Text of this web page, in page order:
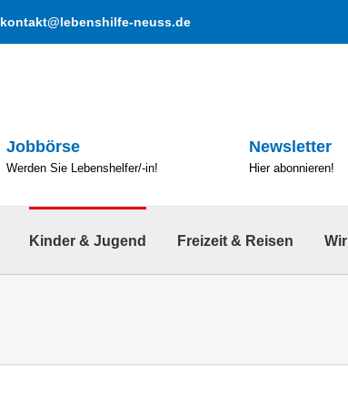
kontakt@lebenshilfe-neuss.de
Jobbörse
Werden Sie Lebenshelfer/-in!
Newsletter
Hier abonnieren!
Kinder & Jugend Freizeit & Reisen Wir